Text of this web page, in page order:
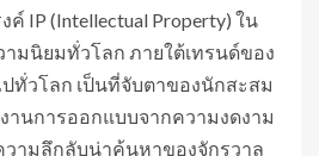
ค์ IP (Intellectual Property) ใน
ามนิยมทั่วโลก ภายใต้เทรนด์ของ
ทั่วโลก เป็นที่จับตาของนักสะสม
านการออกแบบจากความงดงาม
ามลึกลับน่าค้นหาของจักรวาล